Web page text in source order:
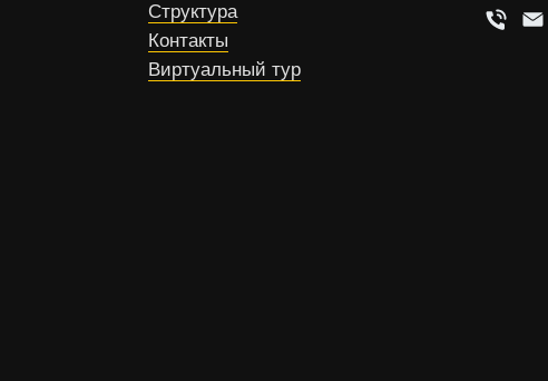
Структура
Контакты
Виртуальный тур